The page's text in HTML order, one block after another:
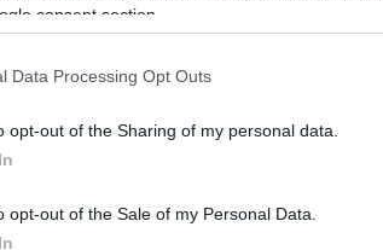
consent section.
Data Processing Opt Outs
opt-out of the Sharing of my personal data.
opt-out of the Sale of my Personal Data.
András